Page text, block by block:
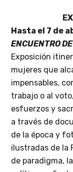
Hasta el 7 de
ENCUENTRO
Exposición
mujeres que
impensables,
trabajo o al
esfuerzos y
a través de
de la época y
ilustradas de la
de paradigma,